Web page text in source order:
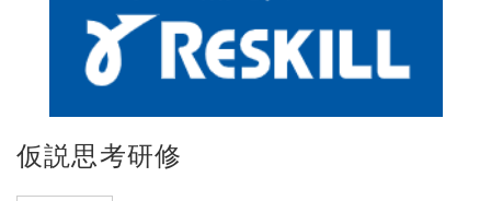
ビジネスEQ
セミナー
プライバシーポリシー
仮説思考研修